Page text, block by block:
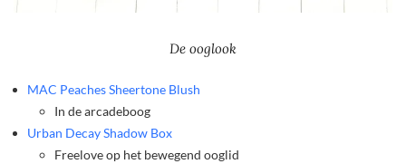
De ooglook
MAC Peaches Sheertone Blush
In de arcadeboog
Urban Decay Shadow Box
Freelove op het bewegend ooglid